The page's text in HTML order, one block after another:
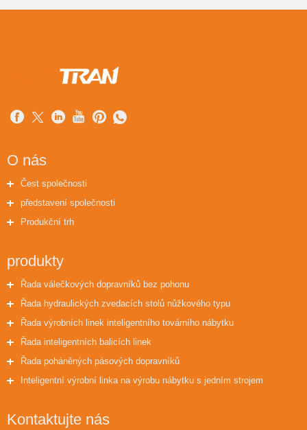
O nás
Čest společnosti
představení společnosti
Produkční trh
produkty
Řada válečkových dopravníků bez pohonu
Řada hydraulických zvedacích stolů nůžkového typu
Řada výrobních linek inteligentního továrního nábytku
Řada inteligentních balicích linek
Řada poháněných pásových dopravníků
Inteligentní výrobní linka na výrobu nábytku s jedním strojem
Kontaktujte nás